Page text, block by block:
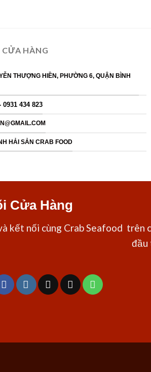
HÀNG
THƯỢNG HIỀN, PHƯỜNG 6, QUẬN BÌNH
0931 434 823
HẢI SẢN CRAB FOOD
Cửa Hàng
kết nối cùng Crab Seafood trên
đầu